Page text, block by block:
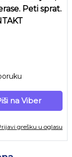
Peti sprat.
na Viber
grešku u oglasu